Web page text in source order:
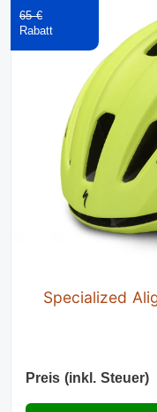
Specialized
65 €
Preis (inkl. Steuer)